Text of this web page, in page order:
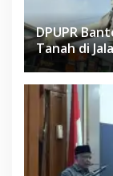
DPUPR
Tanah di